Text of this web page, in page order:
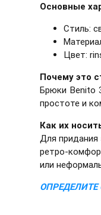
Основные
Стиль:
Цвет:
Почему это
Брюки Benito
простоте и
Как их
Для придания
ретро-
или